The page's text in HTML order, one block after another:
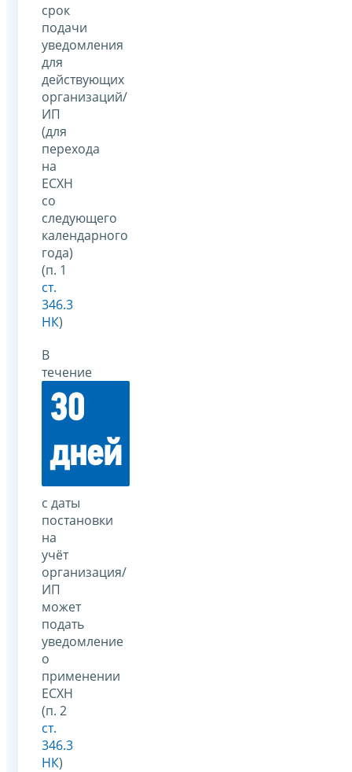
срок
подачи
уведомления
для
действующих
организаций/
ИП
(для
перехода
на
ЕСХН
со
следующего
календарного
года)
(п. 1
ст.
346.3
НК)
В
течение
30
дней
с даты
постановки
на
учёт
организация/
ИП
может
подать
уведомление
о
применении
ЕСХН
(п. 2
ст.
346.3
НК)